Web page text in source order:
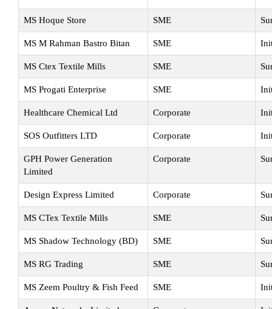
MS Hoque Store SME
MS M Rahman Bastro Bitan SME
MS Ctex Textile Mills SME
MS Progati Enterprise SME
Healthcare Chemical Ltd Corporate
SOS Outfitters LTD Corporate
GPH Power Generation
Limited
Corporate
Design Express Limited Corporate
MS CTex Textile Mills SME
MS Shadow Technology (BD) SME
MS RG Trading SME
MS Zeem Poultry & Fish Feed SME